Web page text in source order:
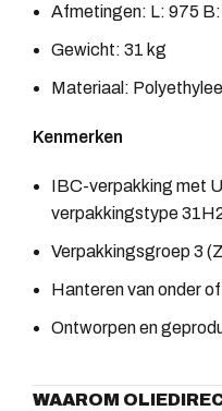
Afmetingen: L: 975
Gewicht: 31 kg
Materiaal:
Kenmerken
IBC-verpakking met
verpakkingstype
Verpakkingsgroep 3
Hanteren van onder
Ontworpen en
WAAROM